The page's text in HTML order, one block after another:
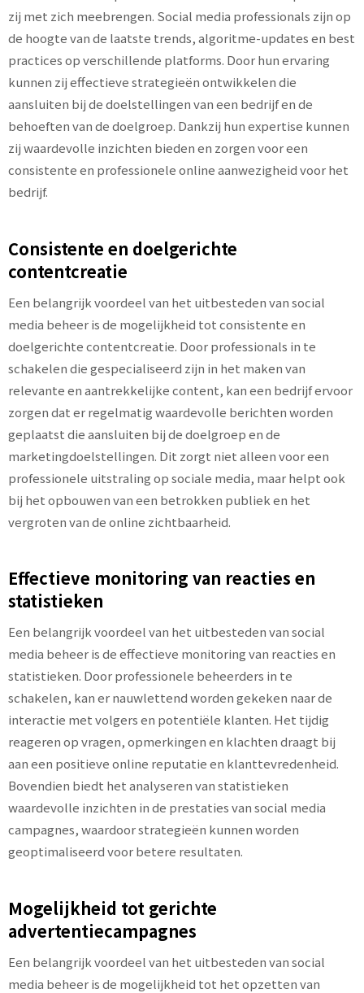
zij met zich meebrengen. Social media professionals zijn op
de hoogte van de laatste trends, algoritme-updates en best
practices op verschillende platforms. Door hun ervaring
kunnen zij effectieve strategieën ontwikkelen die
aansluiten bij de doelstellingen van een bedrijf en de
behoeften van de doelgroep. Dankzij hun expertise kunnen
zij waardevolle inzichten bieden en zorgen voor een
consistente en professionele online aanwezigheid voor het
bedrijf.
Consistente en doelgerichte
contentcreatie
Een belangrijk voordeel van het uitbesteden van social
media beheer is de mogelijkheid tot consistente en
doelgerichte contentcreatie. Door professionals in te
schakelen die gespecialiseerd zijn in het maken van
relevante en aantrekkelijke content, kan een bedrijf ervoor
zorgen dat er regelmatig waardevolle berichten worden
geplaatst die aansluiten bij de doelgroep en de
marketingdoelstellingen. Dit zorgt niet alleen voor een
professionele uitstraling op sociale media, maar helpt ook
bij het opbouwen van een betrokken publiek en het
vergroten van de online zichtbaarheid.
Effectieve monitoring van reacties en
statistieken
Een belangrijk voordeel van het uitbesteden van social
media beheer is de effectieve monitoring van reacties en
statistieken. Door professionele beheerders in te
schakelen, kan er nauwlettend worden gekeken naar de
interactie met volgers en potentiële klanten. Het tijdig
reageren op vragen, opmerkingen en klachten draagt bij
aan een positieve online reputatie en klanttevredenheid.
Bovendien biedt het analyseren van statistieken
waardevolle inzichten in de prestaties van social media
campagnes, waardoor strategieën kunnen worden
geoptimaliseerd voor betere resultaten.
Mogelijkheid tot gerichte
advertentiecampagnes
Een belangrijk voordeel van het uitbesteden van social
media beheer is de mogelijkheid tot het opzetten van